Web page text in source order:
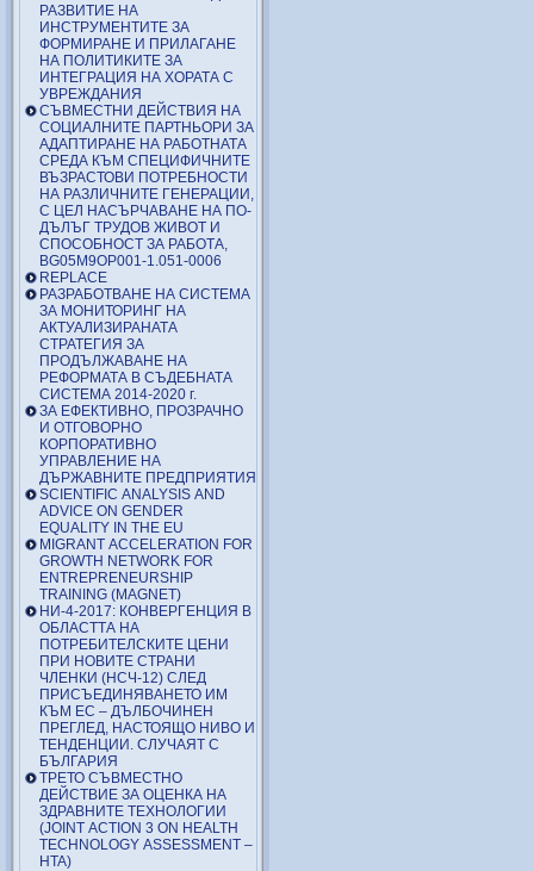
РАЗВИТИЕ НА
ИНСТРУМЕНТИТЕ ЗА
ФОРМИРАНЕ И ПРИЛАГАНЕ
НА ПОЛИТИКИТЕ ЗА
ИНТЕГРАЦИЯ НА ХОРАТА С
УВРЕЖДАНИЯ
СЪВМЕСТНИ ДЕЙСТВИЯ НА
СОЦИАЛНИТЕ ПАРТНЬОРИ ЗА
АДАПТИРАНЕ НА РАБОТНАТА
СРЕДА КЪМ СПЕЦИФИЧНИТЕ
ВЪЗРАСТОВИ ПОТРЕБНОСТИ
НА РАЗЛИЧНИТЕ ГЕНЕРАЦИИ,
С ЦЕЛ НАСЪРЧАВАНЕ НА ПО-
ДЪЛЪГ ТРУДОВ ЖИВОТ И
СПОСОБНОСТ ЗА РАБОТА,
BG05M9OP001-1.051-0006
REPLACE
РАЗРАБОТВАНЕ НА СИСТЕМА
ЗА МОНИТОРИНГ НА
АКТУАЛИЗИРАНАТА
СТРАТЕГИЯ ЗА
ПРОДЪЛЖАВАНЕ НА
РЕФОРМАТА В СЪДЕБНАТА
СИСТЕМА 2014-2020 г.
ЗА ЕФЕКТИВНО, ПРОЗРАЧНО
И ОТГОВОРНО
КОРПОРАТИВНО
УПРАВЛЕНИЕ НА
ДЪРЖАВНИТЕ ПРЕДПРИЯТИЯ
SCIENTIFIC ANALYSIS AND
ADVICE ON GENDER
EQUALITY IN THE EU
MIGRANT ACCELERATION FOR
GROWTH NETWORK FOR
ENTREPRENEURSHIP
TRAINING (MAGNET)
НИ-4-2017: КОНВЕРГЕНЦИЯ В
ОБЛАСТТА НА
ПОТРЕБИТЕЛСКИТЕ ЦЕНИ
ПРИ НОВИТЕ СТРАНИ
ЧЛЕНКИ (НСЧ-12) СЛЕД
ПРИСЪЕДИНЯВАНЕТО ИМ
КЪМ ЕС – ДЪЛБОЧИНЕН
ПРЕГЛЕД, НАСТОЯЩО НИВО И
ТЕНДЕНЦИИ. СЛУЧАЯТ С
БЪЛГАРИЯ
ТРЕТО СЪВМЕСТНО
ДЕЙСТВИЕ ЗА ОЦЕНКА НА
ЗДРАВНИТЕ ТЕХНОЛОГИИ
(JOINT ACTION 3 ON HEALTH
TECHNOLOGY ASSESSMENT –
HTA)